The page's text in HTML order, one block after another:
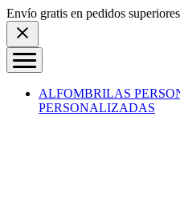
Skip to content
Envío gratis en pedidos
ALFOMBRILAS
PERSONALIZADAS